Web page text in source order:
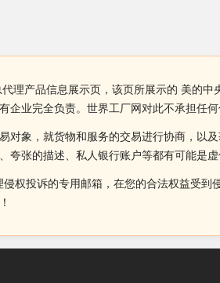
理产品信息展示页，该页所展示的 美的
企业完全负责。世界工厂网对此不承担任
对象，就货物和服务的交易进行协商，以
夸张的描述、私人银行账户等都有可能是
权投诉的专用邮箱，在您的合法权益受